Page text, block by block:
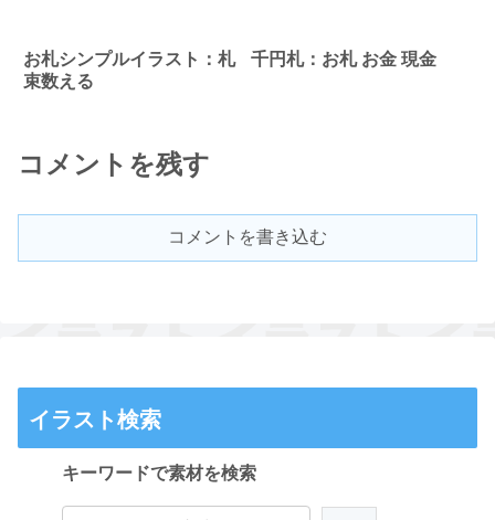
お札シンプルイラスト：札
束数える
千円札：お札 お金 現金
コメントを残す
コメントを書き込む
イラスト検索
キーワードで素材を検索